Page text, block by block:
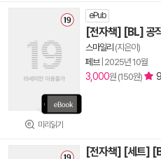
미리읽기
ePub
[전자책] [BL] 공
스마일리 (지은이)
페브| 2025년 10월
3,000원 (150원)
[전자책] [세트]